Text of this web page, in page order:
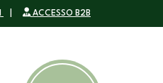
ACCESSO B2B